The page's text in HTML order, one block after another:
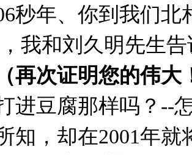
秒年、你到我们
我和刘久明先生
再次证明您的伟
进豆腐那样吗？--
知，却在2001年